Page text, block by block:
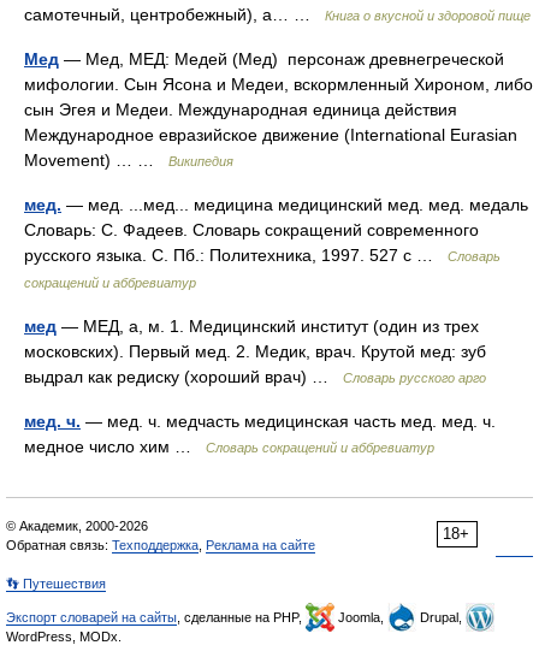
самотечный, центробежный), а… …
Книга о вкусной и здоровой пище
Мед — Мед, МЕД: Медей (Мед) персонаж древнегреческой
мифологии. Сын Ясона и Медеи, вскормленный Хироном, либо
сын Эгея и Медеи. Международная единица действия
Международное евразийское движение (International Eurasian
Movement) … …
Википедия
мед. — мед. ...мед... медицина медицинский мед. мед. медаль
Словарь: С. Фадеев. Словарь сокращений современного
русского языка. С. Пб.: Политехника, 1997. 527 с …
Словарь
сокращений и аббревиатур
мед — МЕД, а, м. 1. Медицинский институт (один из трех
московских). Первый мед. 2. Медик, врач. Крутой мед: зуб
выдрал как редиску (хороший врач) …
Словарь русского арго
мед. ч. — мед. ч. медчасть медицинская часть мед. мед. ч.
медное число хим …
Словарь сокращений и аббревиатур
18+
© Академик, 2000-2026
Обратная связь: Техподдержка Реклама на сайте
👣 Путешествия
Экспорт словарей на сайты , сделанные на PHP, Joomla,
Drupal,
WordPress, MODx.